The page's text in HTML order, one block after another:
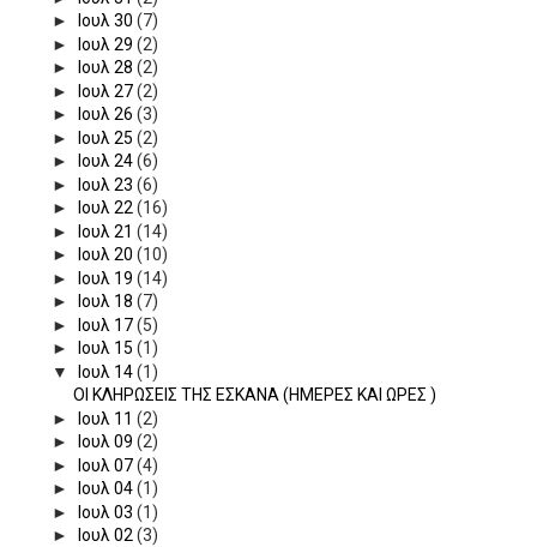
►
Ιουλ 30 (7)
►
Ιουλ 29 (2)
►
Ιουλ 28 (2)
►
Ιουλ 27(2)
►
Ιουλ 26 (3)
►
Ιουλ 25 (2)
►
Ιουλ 24(6)
►
Ιουλ 23 (6)
►
Ιουλ 22(16)
►
Ιουλ 21 (14)
►
Ιουλ 20 (10)
►
Ιουλ 19 (14)
►
Ιουλ 18 (7)
►
Ιουλ 17(5)
►
Ιουλ 15 (1)
▼
Ιουλ 14(1)
ΟΙ ΚΛΗΡΩΣΕΙΣ ΤΗΣ ΕΣΚΑΝΑ (ΗΜΕΡΕΣ ΚΑΙ ΩΡΕΣ )
►
Ιουλ 11 (2)
►
Ιουλ 09 (2)
►
Ιουλ 07(4)
►
Ιουλ 04(1)
►
Ιουλ 03 (1)
►
Ιουλ 02(3)